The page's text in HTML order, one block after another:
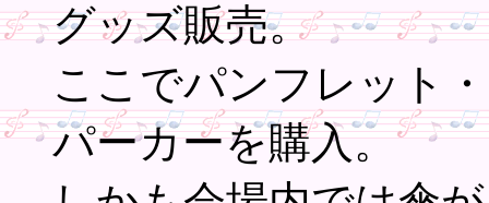
グッズ販売。
ここでパンフレット
パーカーを購入。